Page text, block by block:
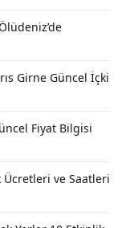
Girne Güncel İçki
Fiyat Bilgisi
Ücretleri ve Saatleri